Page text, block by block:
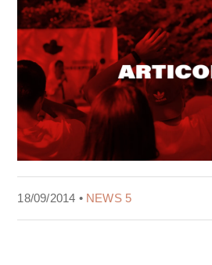
18/09/2014 • NEWS 5